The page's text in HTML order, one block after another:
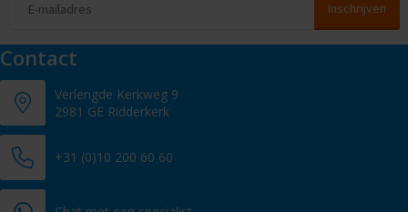
Contact
Verlengde Kerkweg 9
2981 GE Ridderkerk
+31 (0)10 200 60 60